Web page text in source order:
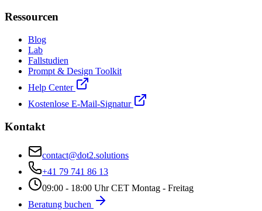
Ressourcen
Blog
Lab
Fallstudien
Prompt & Design Toolkit
Help Center
Kostenlose E-Mail-Signatur
Kontakt
contact@dot2.solutions
+41 79 741 86 13
09:00 - 18:00 Uhr CET Montag - Freitag
Beratung buchen